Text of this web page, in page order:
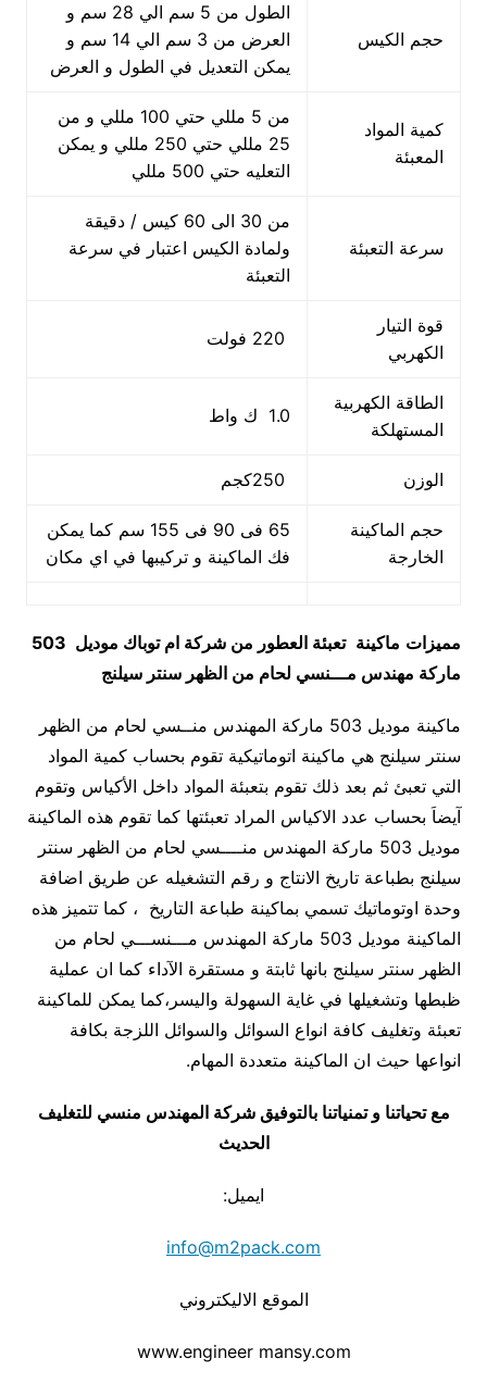
حجم الكيس
الطول من 5 سم الي 28 سم و
العرض من 3 سم الي 14 سم و
يمكن التعديل في الطول و العرض
كمية المواد
المعبئة
من 5 مللي حتي 100 مللي و من
25 مللي حتي 250 مللي و يمكن
التعليه حتي 500 مللي
سرعة التعبئة
من 30 الى 60 كيس / دقيقة
ولمادة الكيس اعتبار في سرعة
التعبئة
قوة التيار
الكهربي
الطاقة الكهربية
المستهلكة
1.0 ك واط
الوزن
حجم الماكينة
الخارجة
65 فى 90 فى 155 سم كما يمكن
فك الماكينة و تركيبها في اي مكان
مميزات ماكينة تعبئة العطور من شركة ام توباك موديل
ماركة مهندس مـــنسي لحام من الظهر سنتر سيلنج
ماكينة موديل 503 ماركة المهندس منــسي لحام من الظهر
سنتر سيلنج هي ماكينة اتوماتيكية تقوم بحساب كمية المواد
التي تعبئ ثم بعد ذلك تقوم بتعبئة المواد داخل الأكياس وتقوم
آيضاَ بحساب عدد الاكياس المراد تعبئتها كما تقوم هذه الماكينة
موديل 503 ماركة المهندس منــــسي لحام من الظهر سنتر
سيلنج بطباعة تاريخ الانتاج و رقم التشغيله عن طريق اضافة
وحدة اوتوماتيك تسمي بماكينة طباعة التاريخ ، كما تتميز هذه
الماكينة موديل 503 ماركة المهندس مـــنســـي لحام من
الظهر سنتر سيلنج بانها ثابتة و مستقرة الآداء كما ان عملية
ظبطها وتشغيلها في غاية السهولة واليسر،كما يمكن للماكينة
تعبئة وتغليف كافة انواع السوائل والسوائل اللزجة بكافة
انواعها حيث ان الماكينة متعددة المهام.
مع تحياتنا و تمنياتنا بالتوفيق شركة المهندس منسي للتغليف
الحديث
ايميل:
info@m2pack.com
الموقع الاليكتروني
www.engineer mansy.com